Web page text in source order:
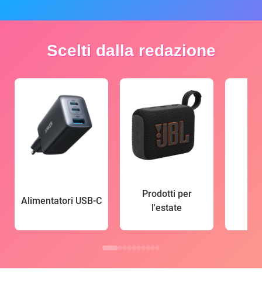
Scelti dalla redazione
Alimentatori USB-C
Prodotti per
l'estate